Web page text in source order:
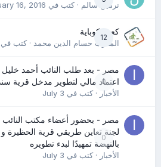
نرمين سالم· كتب في 16, 2016
12
كعب كوباية
المدرب حسام الدين محمد· كتب في
0
مصر - بعد طلب النائب أحمد خليل
اعتماد مالي لتطوير مدخل قرية
الأخبار· كتب في July 3
0
مصر - بحضور أعضاء مكتب النائب
لجنة تعاين طريقي قرية الحظيرة و
بالنهضة تمهيدًا لبدء تطويره
الأخبار· كتب في July 3